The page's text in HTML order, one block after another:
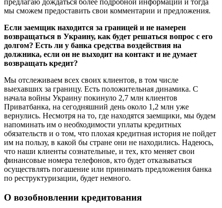
предлагаю дождаться более подробной информации и тогда
мы сможем предоставить свои комментарии и предложения.
Если заемщик находится за границей и не намерен
возвращаться в Украину, как будет решаться вопрос с его
долгом? Есть ли у банка средства воздействия на
должника, если он не выходит на контакт и не думает
возвращать кредит?
Мы отслеживаем всех своих клиентов, в том числе
выехавших за границу. Есть положительная динамика. С
начала войны Украину покинуло 2,7 млн клиентов
Приватбанка, на сегодняшний день около 1,2 млн уже
вернулись. Несмотря на то, где находятся заемщики, мы будем
напоминать им о необходимости уплаты кредитных
обязательств и о том, что плохая кредитная история не пойдет
им на пользу, в какой бы стране они не находились. Надеюсь,
что наши клиенты сознательные, и тех, кто меняет свои
финансовые номера телефонов, кто будет отказываться
осуществлять погашение или принимать предложения банка
по реструктуризации, будет немного.
О возобновлении кредитования